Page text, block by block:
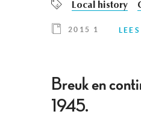
Local history
2015 1
Breuk en
1945.